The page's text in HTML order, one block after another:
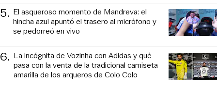
5. El asqueroso momento de Mandreva: el
hincha azul apuntó el trasero al micrófono y
se pedorreó en vivo
6. La incógnita de Vozinha con Adidas y qué
pasa con la venta de la tradicional camiseta
amarilla de los arqueros de Colo Colo